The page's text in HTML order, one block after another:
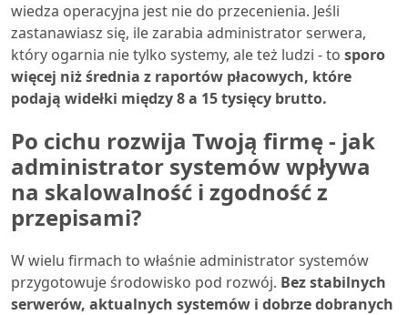
wiedza operacyjna jest nie do przecenienia. Jeśli
zastanawiasz się, ile zarabia administrator serwera,
który ogarnia nie tylko systemy, ale też ludzi - to sporo
więcej niż średnia z raportów płacowych, które
podają widełki między 8 a 15 tysięcy brutto.
Po cichu rozwija Twoją firmę - jak
administrator systemów wpływa
na skalowalność i zgodność z
przepisami?
W wielu firmach to właśnie administrator systemów
przygotowuje środowisko pod rozwój. Bez stabilnych
serwerów, aktualnych systemów i dobrze dobranych